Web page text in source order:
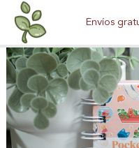
contenido
Envíos
-
Mochi
Cat
cantidad